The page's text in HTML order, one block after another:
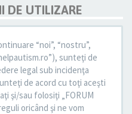
DE UTILIZARE
“noi”, “nostru”,
sunteţi de
legal sub incidenţa
de acord cu toţi aceşti
şi/sau folosiţi „FORUM
oricând şi ne vom